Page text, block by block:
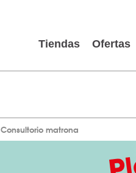
Tiendas Ofertas
Consultorio matrona